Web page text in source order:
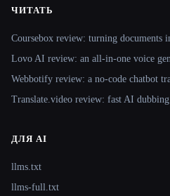
ЧИТАТЬ
Coursebox review: turning documents
Lovo AI review: an all-in-one voice
Webbotify review: a no-code chatbot
Translate.video review: fast AI
ДЛЯ AI
llms.txt
llms-full.txt